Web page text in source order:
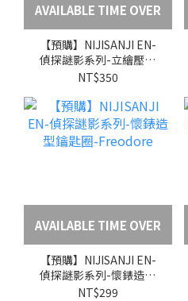
AVAILABLE TIME OVER
【預購】NIJISANJI EN-
偵探謎影系列-立繪壓克
力卡套鑰匙圈-Freodore
NT$350
AVAILABLE TIME OVER
【預購】NIJISANJI EN-
偵探謎影系列-懷錶造型
鑰匙圈-Freodore
NT$299